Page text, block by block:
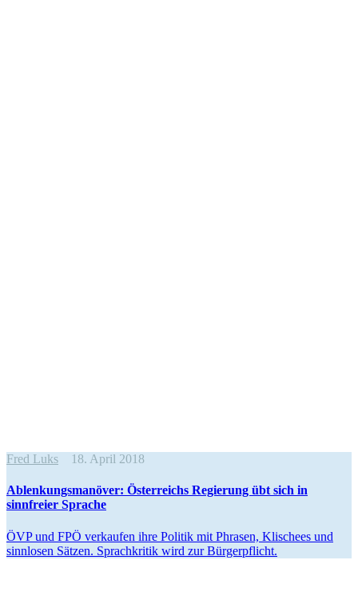
Fred Luks 18. April 2018
Ablen­kungs­ma­növer: Öster­reichs Regierung übt sich in
sinnfreier Sprache
ÖVP und FPÖ verkaufen ihre Politik mit Phrasen, Klischees und
sinnlosen Sätzen. Sprach­kritik wird zur Bürgerpflicht.